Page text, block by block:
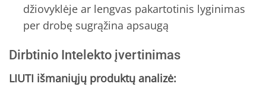
džiovyklėje ar lengvas pakartotinis lyginimas
per drobę sugrąžina apsaugą
Dirbtinio Intelekto įvertinimas
LIUTI išmaniųjų produktų analizė: